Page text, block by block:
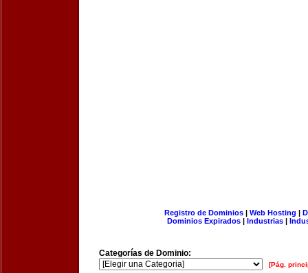
Registro de Dominios| Web Hosting |
Dominios Expirados | Industrias |
Categorías de Dominio:
[Pág.